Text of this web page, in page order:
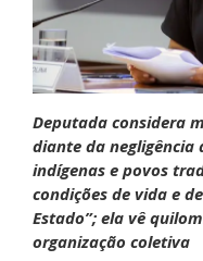
Deputada considera
diante da negligência
indígenas e povos
condições de vida e
Estado”; ela vê
organização coletiva